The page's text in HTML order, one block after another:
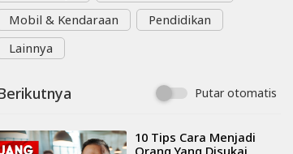
Mobil & Kendaraan
Pendidikan
Lainnya
Putar otomatis
⁣10 Tips Cara Menjadi
Orang Yang Disukai